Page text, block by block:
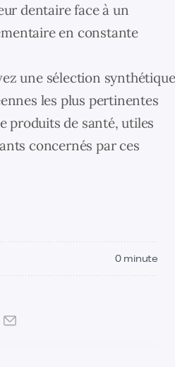
dentaire face à un
en constante
une sélection synthétique
les plus pertinentes
produits de santé, utiles
concernés par ces
0 minute